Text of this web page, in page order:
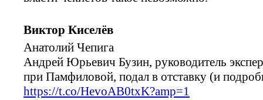
Виктор Киселёв
Анатолий Чепига
Андрей Юрьевич Бузин, руководитель
при Памфиловой, подал в отставку (и
https://t.co/HevoAB0txK?amp=1